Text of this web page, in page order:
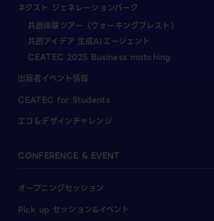
ネクスト ジェネレーションパーク
共創体験ツアー（ウォーキングブレスト）
共創アイデア 生成AIエージェント
CEATEC 2025 Business matching
出展者イベント情報
CEATEC for Students
エコ＆デザインチャレンジ
CONFERENCE & EVENT
オープニングセッション
Pick up セッション&イベント